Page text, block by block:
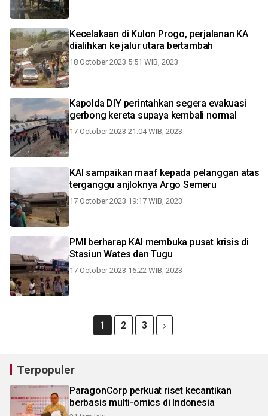
Kecelakaan di Kulon Progo, perjalanan KA
dialihkan ke jalur utara bertambah
18 October 2023 5:51 WIB, 2023
Kapolda DIY perintahkan segera evakuasi
gerbong kereta supaya kembali normal
17 October 2023 21:04 WIB, 2023
KAI sampaikan maaf kepada pelanggan atas
terganggu anjloknya Argo Semeru
17 October 2023 19:17 WIB, 2023
PMI berharap KAI membuka pusat krisis di
Stasiun Wates dan Tugu
17 October 2023 16:22 WIB, 2023
1 2 3
Terpopuler
ParagonCorp perkuat riset kecantikan
berbasis multi-omics di Indonesia